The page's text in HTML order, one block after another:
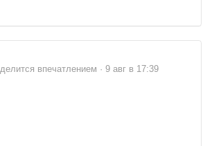
делится впечатлением · 9 авг в 17:39